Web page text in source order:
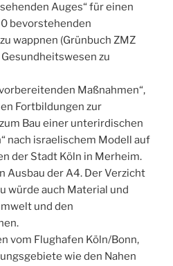
Auges“ für einen
bevorstehenden
wappnen (Grünbuch ZMZ
zu
Maßnahmen“,
Fortbildungen zur
Bau einer unterirdischen
nach israelischem Modell auf
der Stadt Köln in Merheim.
Ausbau der A4. Der Verzicht
würde auch Material und
und den
vom Flughafen Köln/Bonn,
wie den Nahen